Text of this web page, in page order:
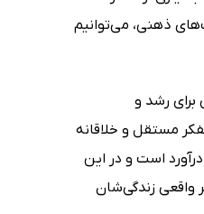
ذهنی، می‌توانیم
برای رشد و
مستقل و خلاقانه
است و در این
واقعی زندگی‌شان